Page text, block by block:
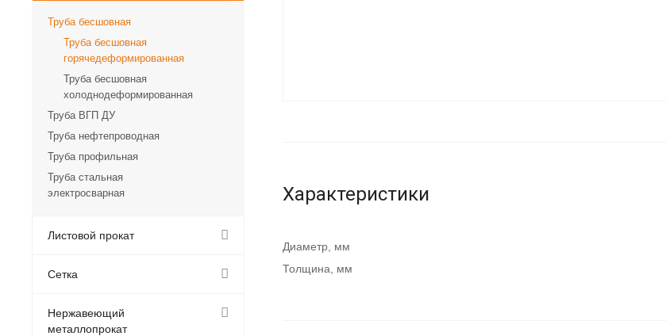
Характеристики
Диаметр, мм
Толщина, мм
Труба бесшовная
Труба бесшовная
горячедеформированная
Труба бесшовная
холоднодеформированная
Труба ВГП ДУ
Труба нефтепроводная
Труба профильная
Труба стальная
электросварная
Листовой прокат
Сетка
Нержавеющий
металлопрокат